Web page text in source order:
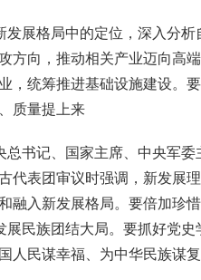
发展格局中的定位，深入分
方向，推动相关产业迈向高
，统筹推进基础设施建设。
质量提上来
书记、国家主席、中央军
代表团审议时强调，新发展
融入新发展格局。要倍加珍
展民族团结大局。要抓好党
人民谋幸福、为中华民族谋